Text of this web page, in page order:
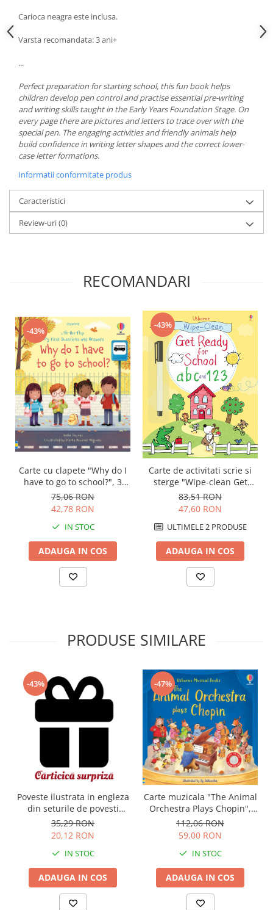
Carioca neagra este inclusa.
Varsta recomandata: 3 ani+
...
Perfect preparation for starting school, this fun book helps
children develop pen control and practise essential pre-writing
and writing skills taught in the Early Years Foundation Stage. On
every page there are pictures and letters to trace over with the
special pen. The engaging activities and friendly animals help
build confidence in writing letter shapes and the correct lower-
case letter formations.
Informatii conformitate produs
Caracteristici
Review-uri(0)
RECOMANDARI
-43%
Carte cu clapete "Why do I
have to go to school?", 3
ani+, Usborne
75,06 RON
42,78 RON
IN STOC
ADAUGA IN COS
-43%
Carte de activitati scrie si
sterge "Wipe-clean Get
Ready for School abc and
123", reutilizabila, Usborne
83,51 RON
47,60 RON
ULTIMELE 2 PRODUSE
ADAUGA IN COS
PRODUSE SIMILARE
-43%
Poveste ilustrata in engleza
din seturile de povesti
Usborne
35,29 RON
20,12 RON
IN STOC
ADAUGA IN COS
-47%
Carte muzicala "The Animal
Orchestra Plays Chopin",
cartonata, Usborne
112,06 RON
59,00 RON
IN STOC
ADAUGA IN COS